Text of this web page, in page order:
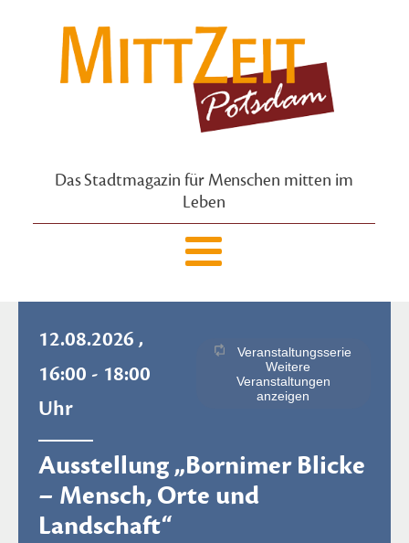
Das Stadtmagazin für Menschen mitten im
Leben
12.08.2026 ,
16:00 - 18:00
Uhr
Veranstaltungsserie
Weitere
Veranstaltungen
anzeigen
Ausstellung „Bornimer Blicke
– Mensch, Orte und
Landschaft“